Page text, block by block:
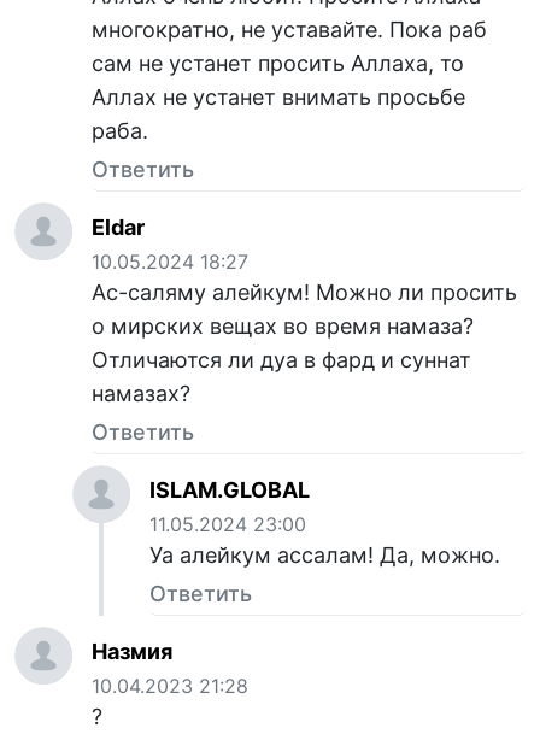
многократно, не уставайте. Пока раб
сам не устанет просить Аллаха, то
Аллах не устанет внимать просьбе
раба.
Ответить
Eldar
10.05.2024 18:27
Ас-саляму алейкум! Можно ли просить
о мирских вещах во время намаза?
Отличаются ли дуа в фард и суннат
намазах?
Ответить
ISLAM.GLOBAL
11.05.2024 23:00
Уа алейкум ассалам! Да, можно.
Ответить
Назмия
10.04.2023 21:28
?